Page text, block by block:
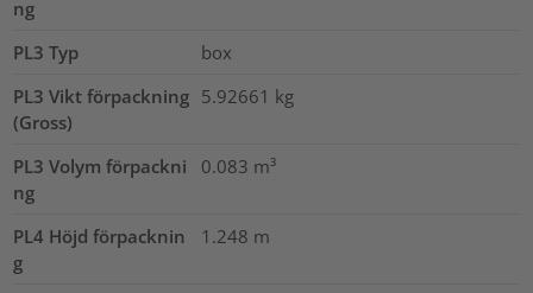
ng
PL3 Typ
box
PL3 Vikt förpackning
(Gross)
5.92661 kg
PL3 Volym förpackni
ng
0.083 m³
PL4 Höjd förpacknin
g
1.248 m